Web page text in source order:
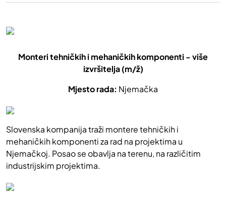
Monteri tehničkih i mehaničkih komponenti - više
izvršitelja (m/ž)
Mjesto rada: Njemačka
Slovenska kompanija traži montere tehničkih i
mehaničkih komponenti za rad na projektima u
Njemačkoj. Posao se obavlja na terenu, na različitim
industrijskim projektima.